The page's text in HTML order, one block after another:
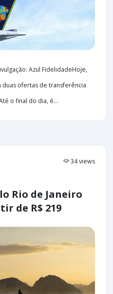
Azul FidelidadeHoje,
duas ofertas de transferência
o final do dia, é...
34 views
Rio de Janeiro
de R$ 219